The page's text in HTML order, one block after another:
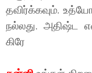
தவிர்க்கவும்.
நல்லது. அதிஷ்ட
கிரே